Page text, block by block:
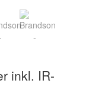
inkl. IR-